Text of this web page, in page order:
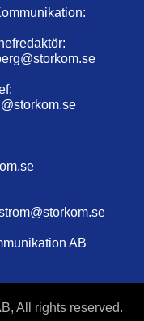
AB
All rights reserved.